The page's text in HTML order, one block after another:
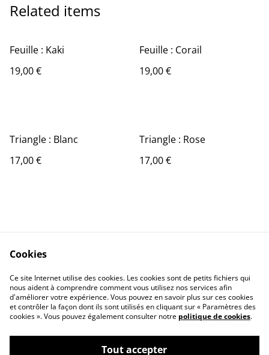
Related items
Feuille : Kaki
19,00 €
Feuille : Corail
19,00 €
Triangle : Blanc
17,00 €
Triangle : Rose
17,00 €
Contact Us
Legal Terms
Privacy Policy
Cookie Policy
Cookies
Ce site Internet utilise des cookies. Les cookies sont de petits fichiers qui
nous aident à comprendre comment vous utilisez nos services afin
d'améliorer votre expérience. Vous pouvez en savoir plus sur ces cookies
et contrôler la façon dont ils sont utilisés en cliquant sur « Paramètres des
cookies ». Vous pouvez également consulter notre politique de cookies.
Tout accepter